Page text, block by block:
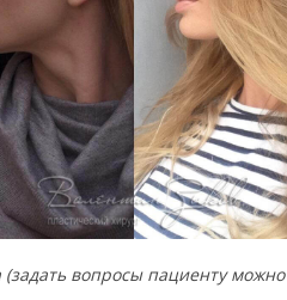
вопросы пациенту